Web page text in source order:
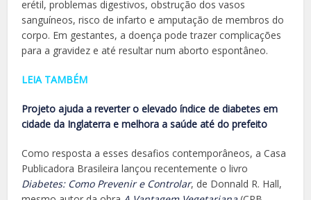
erétil, problemas digestivos, obstrução dos vasos
sanguíneos, risco de infarto e amputação de membros do
corpo. Em gestantes, a doença pode trazer complicações
para a gravidez e até resultar num aborto espontâneo.
LEIA TAMBÉM
Projeto ajuda a reverter o elevado índice de diabetes em
cidade da Inglaterra e melhora a saúde até do prefeito
Como resposta a esses desafios contemporâneos, a Casa
Publicadora Brasileira lançou recentemente o livro
Diabetes: Como Prevenir e Controlar, de Donnald R. Hall,